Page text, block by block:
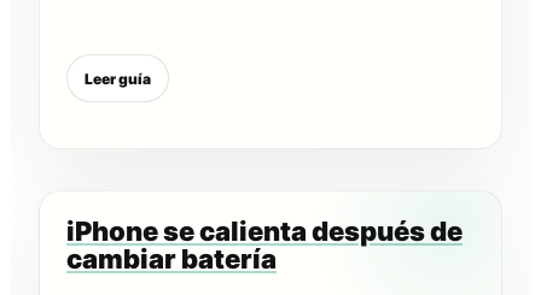
Leer guía
iPhone se calienta después de
cambiar batería